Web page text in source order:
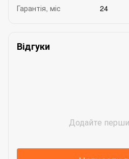
Гарантія, міс
24
Відгуки
Додайте